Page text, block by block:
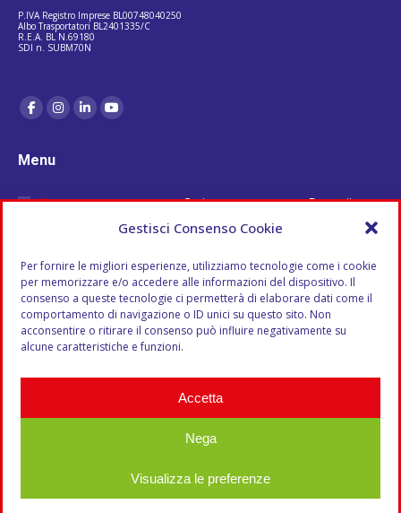
Gestisci Consenso Cookie
Per fornire le migliori esperienze, utilizziamo tecnologie come i cookie
per memorizzare e/o accedere alle informazioni del dispositivo. Il
consenso a queste tecnologie ci permetterà di elaborare dati come il
comportamento di navigazione o ID unici su questo sito. Non
acconsentire o ritirare il consenso può influire negativamente su
alcune caratteristiche e funzioni.
Accetta
Nega
Visualizza le preferenze
P.IVA Registro Imprese BL00748040250
Albo Trasportatori BL2401335/C
R.E.A. BL N.69180
SDI n. SUBM70N
Menu
Home
Storia
Vantaggi
Struttura
Automezzi
Carico
Completo
Espressi
Europei
Logistica
Analisi e
cliente
Scarico
Deposito e
Stoccaggio
Domicilio
Blog
Contatti